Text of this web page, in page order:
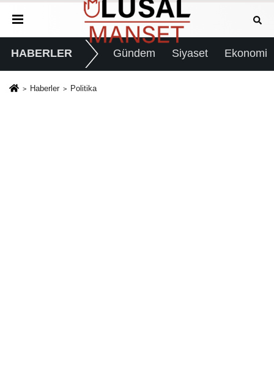
HABERLER Gündem Siyaset Ekonomi
Haberler Politika